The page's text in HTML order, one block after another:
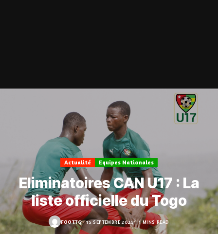
Actualité Equipes Nationales
Eliminatoires CAN U17 : La
liste officielle du Togo
FOOT.TG 15 SEPTEMBRE 2025 1 MINS READ